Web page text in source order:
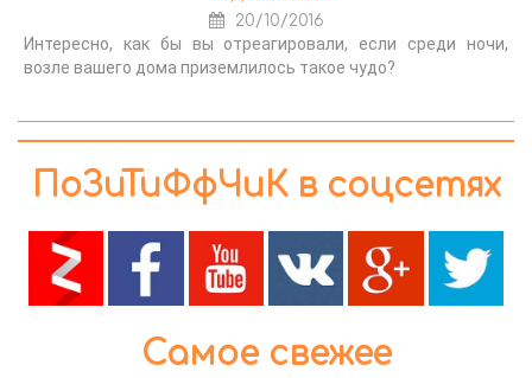
20/10/2016
Интересно, как бы вы отреагировали, если среди ночи,
возле вашего дома приземлилось такое чудо?
ПоЗиТиФфЧиК в соцсетях
Самое свежее